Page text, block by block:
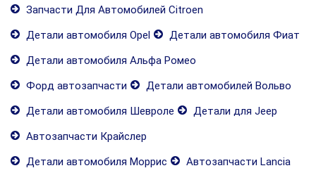
Запчасти Для Автомобилей Citroen
Детали автомобиля Opel
Детали автомобиля Фиат
Детали автомобиля Альфа Ромео
Форд автозапчасти
Детали автомобилей Вольво
Детали автомобиля Шевроле
Детали для Jeep
Автозапчасти Крайслер
Детали автомобиля Моррис
Автозапчасти Lancia